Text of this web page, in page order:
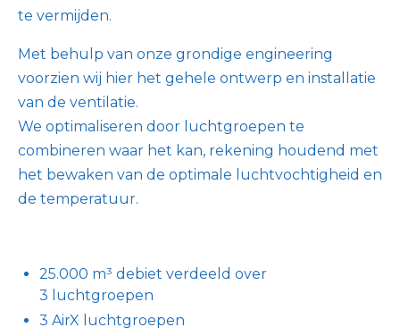
te vermijden.
Met behulp van onze grondige engineering
voorzien wij hier het gehele ontwerp en installatie
van de ventilatie.
We optimaliseren door luchtgroepen te
combineren waar het kan, rekening houdend met
het bewaken van de optimale luchtvochtigheid en
de temperatuur.
25.000 m³ debiet verdeeld over
3 luchtgroepen
3 AirX luchtgroepen